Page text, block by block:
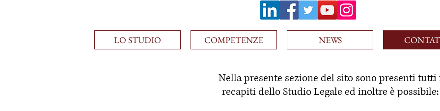
Nella presente sezione del sito sono presenti tutti
recapiti dello Studio Legale ed inoltre è possibile:
LO STUDIO COMPETENZE NEWS